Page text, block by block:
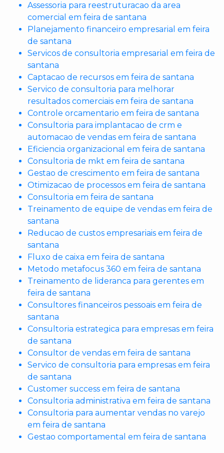
Assessoria para reestruturacao da area
comercial em feira de santana
Planejamento financeiro empresarial em feira
de santana
Servicos de consultoria empresarial em feira de
santana
Captacao de recursos em feira de santana
Servico de consultoria para melhorar
resultados comerciais em feira de santana
Controle orcamentario em feira de santana
Consultoria para implantacao de crm e
automacao de vendas em feira de santana
Eficiencia organizacional em feira de santana
Consultoria de mkt em feira de santana
Gestao de crescimento em feira de santana
Otimizacao de processos em feira de santana
Consultoria em feira de santana
Treinamento de equipe de vendas em feira de
santana
Reducao de custos empresariais em feira de
santana
Fluxo de caixa em feira de santana
Metodo metafocus 360 em feira de santana
Treinamento de lideranca para gerentes em
feira de santana
Consultores financeiros pessoais em feira de
santana
Consultoria estrategica para empresas em feira
de santana
Consultor de vendas em feira de santana
Servico de consultoria para empresas em feira
de santana
Customer success em feira de santana
Consultoria administrativa em feira de santana
Consultoria para aumentar vendas no varejo
em feira de santana
Gestao comportamental em feira de santana